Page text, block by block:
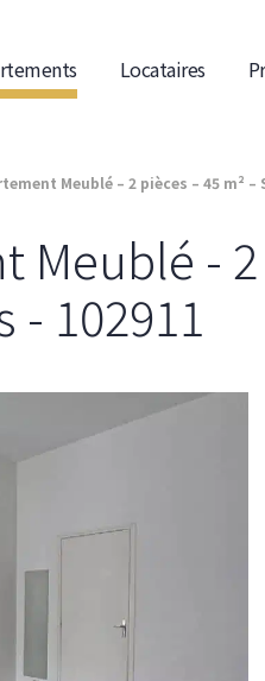
Locataires
Meublé – 2 pièces – 45 m² –
-
- 102911